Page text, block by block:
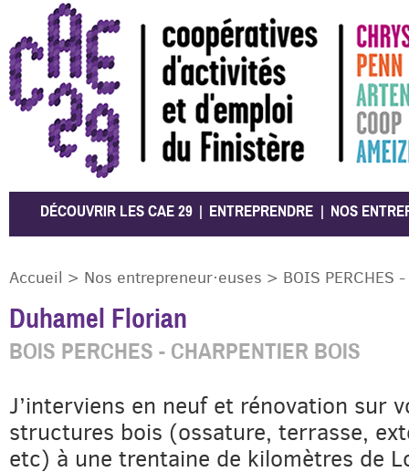
CAE 29
DÉCOUVRIR LES CAE 29 ENTREPRENDRE NOS
Accueil > Nos entrepreneur·euses > BOIS
Duhamel Florian
BOIS PERCHES - CHARPENTIER BOIS
J’interviens en neuf et rénovation sur
structures bois (ossature, terrasse,
etc) à une trentaine de kilomètres de